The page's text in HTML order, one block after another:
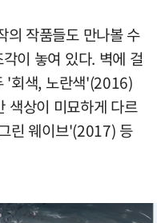
의 작품들도 만나볼 수
이 놓여 있다. 벽에 걸
'회색, 노란색'(2016)
색상이 미묘하게 다르
린 웨이브'(2017) 등